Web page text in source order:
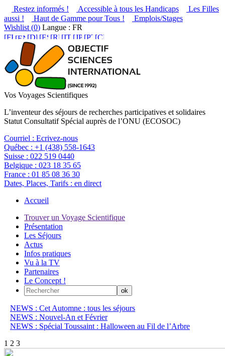
Restez informés ! Accessible à tous les Handicaps
Les Filles
aussi !
Haut de Gamme pour Tous !
Emplois/Stages
Wishlist (0) Langue : FR
Vos Voyages Scientifiques
L’inventeur des séjours de recherches participatives et solidaires
Statut Consultatif Spécial auprès de l’ONU (ECOSOC)
Courriel : Ecrivez-nous
Québec : +1 (438) 558-1643
Suisse : 022 519 0440
Belgique : 023 18 35 65
France : 01 85 08 36 30
Dates, Places, Tarifs : en direct
Accueil
Trouver un Voyage Scientifique
Présentation
Les Séjours
Actus
Infos pratiques
Vu à la TV
Partenaires
Le Concept !
NEWS : Cet Automne : tous les séjours
NEWS : Nouvel-An et Février
NEWS : Spécial Toussaint : Halloween au Fil de l’Arbre
1 2 3